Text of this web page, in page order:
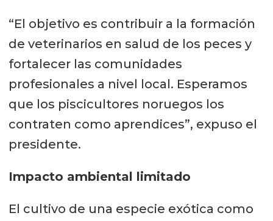
“El objetivo es contribuir a la formación
de veterinarios en salud de los peces y
fortalecer las comunidades
profesionales a nivel local. Esperamos
que los piscicultores noruegos los
contraten como aprendices”, expuso el
presidente.
Impacto ambiental limitado
El cultivo de una especie exótica como